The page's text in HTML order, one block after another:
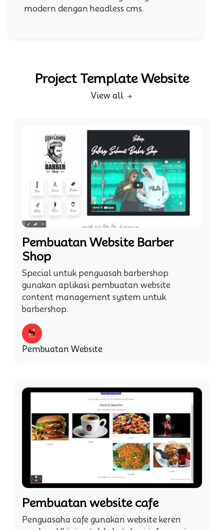
modern dengan headless cms.
Project Template Website
View all
Pembuatan Website Barber
Shop
Special untuk penguasah barbershop
gunakan aplikasi pembuatan website
content management system untuk
barbershop.
Pembuatan Website
Pembuatan website cafe
Penguasaha cafe gunakan website keren